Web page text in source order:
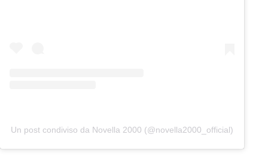
Un post condiviso da Novella 2000 (@novella2000_official)